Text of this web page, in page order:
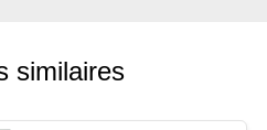
similaires